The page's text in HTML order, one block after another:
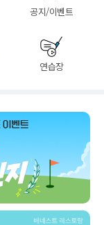
공지/이벤트
연습장